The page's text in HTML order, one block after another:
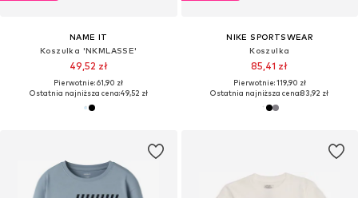
NAME IT
Koszulka 'NKMLASSE'
49,52 zł
Pierwotnie: 61,90 zł
Ostatnia najniższa cena:49,52 zł
NIKE SPORTSWEAR
Koszulka
85,41 zł
Pierwotnie: 119,90 zł
Ostatnia najniższa cena:83,92 zł